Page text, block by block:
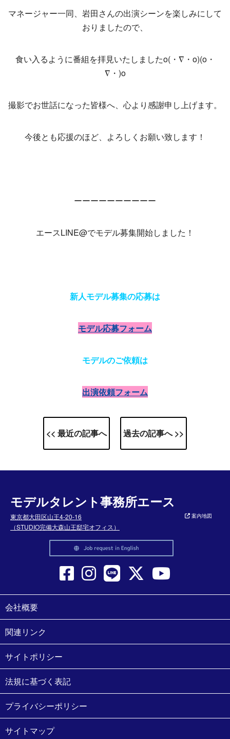
マネージャー一同、岩田さんの出演シーンを楽しみにして
おりましたので、
食い入るように番組を拝見いたしましたo(・∇・o)(o・
∇・)o
撮影でお世話になった皆様へ、心より感謝申し上げます。
今後とも応援のほど、よろしくお願い致します！
ーーーーーーーーーー
エースLINE@でモデル募集開始しました！
新人モデル募集の応募は
モデル応募フォーム
モデルのご依頼は
出演依頼フォーム
<< 最近の記事へ 過去の記事へ >>
モデルタレント事務所エース
東京都大田区山王4-20-16
（STUDIO完備大森山王邸宅オフィス）
案内地図
会社概要
関連リンク
サイトポリシー
法規に基づく表記
プライバシーポリシー
サイトマップ